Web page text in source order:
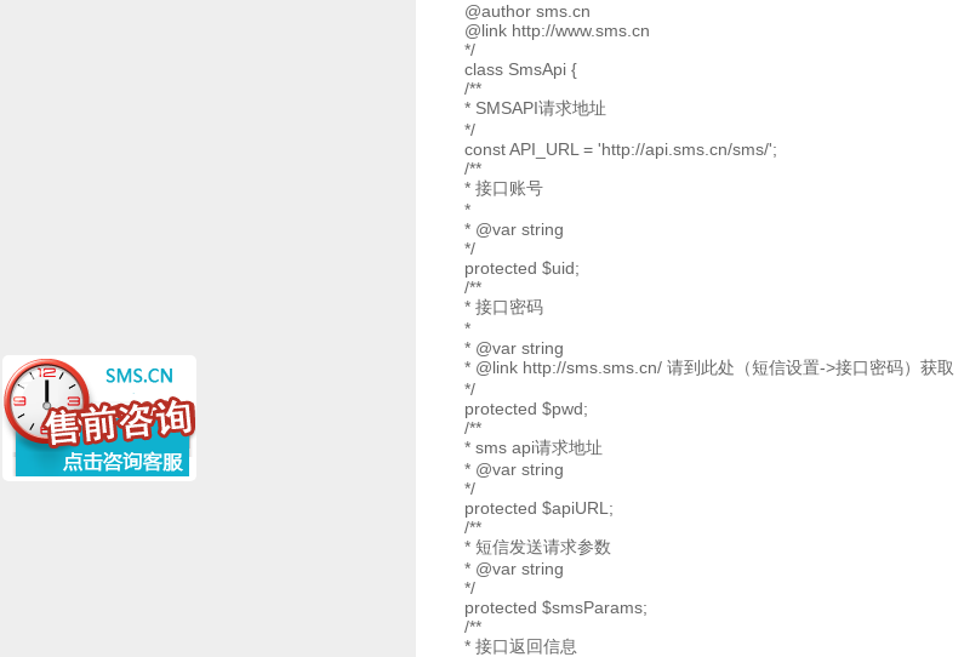
@author sms.cn
@link http://www.sms.cn
*/
class SmsApi {
/**
* SMSAPI请求地址
*/
const API_URL = 'http://api.sms.cn/sms/';
/**
* 接口账号
*
* @var string
*/
protected $uid;
/**
* 接口密码
*
* @var string
* @link http://sms.sms.cn/ 请到此处（短信设置->接口密码）获取
*/
protected $pwd;
/**
* sms api请求地址
* @var string
*/
protected $apiURL;
/**
* 短信发送请求参数
* @var string
*/
protected $smsParams;
/**
* 接口返回信息